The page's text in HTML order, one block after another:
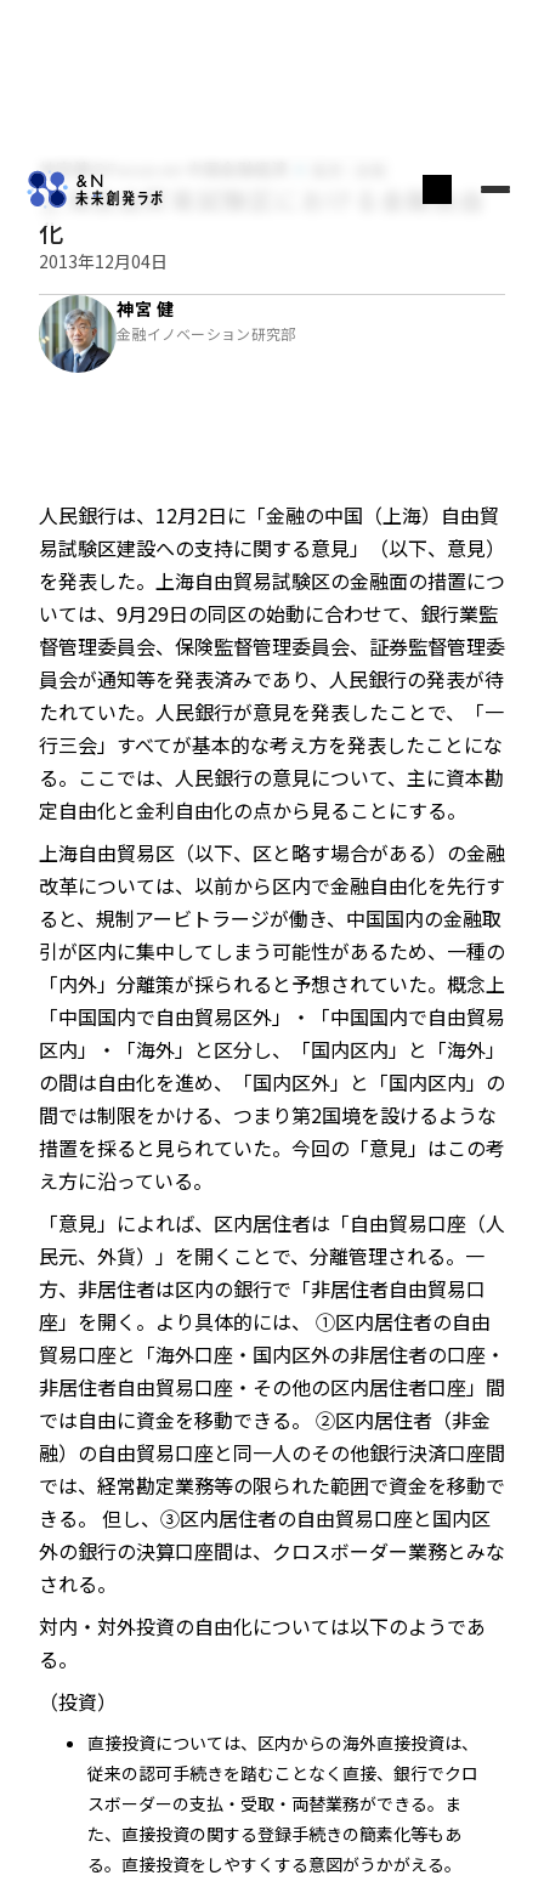
JP EN
神宮健のFocus on 中国金融経済
上海自由貿易試験区における金融自由
化
2013年12月04日
神宮 健
金融イノベーション研究部
人民銀行は、12月2日に「金融の中国（上海）自由貿
易試験区建設への支持に関する意見」（以下、意見）
を発表した。上海自由貿易試験区の金融面の措置につ
いては、9月29日の同区の始動に合わせて、銀行業監
督管理委員会、保険監督管理委員会、証券監督管理委
員会が通知等を発表済みであり、人民銀行の発表が待
たれていた。人民銀行が意見を発表したことで、「一
行三会」すべてが基本的な考え方を発表したことにな
る。ここでは、人民銀行の意見について、主に資本勘
定自由化と金利自由化の点から見ることにする。
上海自由貿易区（以下、区と略す場合がある）の金融
改革については、以前から区内で金融自由化を先行す
ると、規制アービトラージが働き、中国国内の金融取
引が区内に集中してしまう可能性があるため、一種の
「内外」分離策が採られると予想されていた。概念上
「中国国内で自由貿易区外」・「中国国内で自由貿易
区内」・「海外」と区分し、「国内区内」と「海外」
の間は自由化を進め、「国内区外」と「国内区内」の
間では制限をかける、つまり第2国境を設けるような
措置を採ると見られていた。今回の「意見」はこの考
え方に沿っている。
「意見」によれば、区内居住者は「自由貿易口座（人
民元、外貨）」を開くことで、分離管理される。一
方、非居住者は区内の銀行で「非居住者自由貿易口
座」を開く。より具体的には、 ①区内居住者の自由
貿易口座と「海外口座・国内区外の非居住者の口座・
非居住者自由貿易口座・その他の区内居住者口座」間
では自由に資金を移動できる。 ②区内居住者（非金
融）の自由貿易口座と同一人のその他銀行決済口座間
では、経常勘定業務等の限られた範囲で資金を移動で
きる。 但し、③区内居住者の自由貿易口座と国内区
外の銀行の決算口座間は、クロスボーダー業務とみな
される。
対内・対外投資の自由化については以下のようであ
る。
（投資）
直接投資については、区内からの海外直接投資は、
従来の認可手続きを踏むことなく直接、銀行でクロ
スボーダーの支払・受取・両替業務ができる。ま
た、直接投資の関する登録手続きの簡素化等もあ
る。直接投資をしやすくする意図がうかがえる。